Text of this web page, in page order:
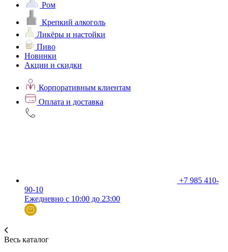
Ром
Крепкий алкоголь
Ликёры и настойки
Пиво
Новинки
Акции и скидки
Корпоративным клиентам
Оплата и доставка
+7 985 410-
90-10
Ежедневно с 10:00 до 23:00
Весь каталог